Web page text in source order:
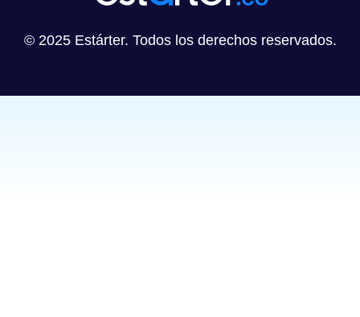
© 2025 Estárter. Todos los derechos reservados.